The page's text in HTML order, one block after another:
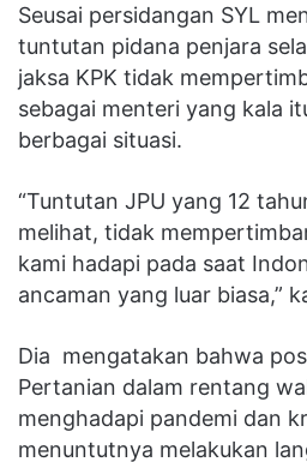
Seusai persidangan SYL
tuntutan pidana penjara
jaksa KPK tidak
sebagai menteri yang kala
berbagai situasi.
“Tuntutan JPU yang 12
melihat, tidak
kami hadapi pada saat
ancaman yang luar biasa,”
Dia mengatakan bahwa
Pertanian dalam rentang
menghadapi pandemi dan
menuntutnya melakukan